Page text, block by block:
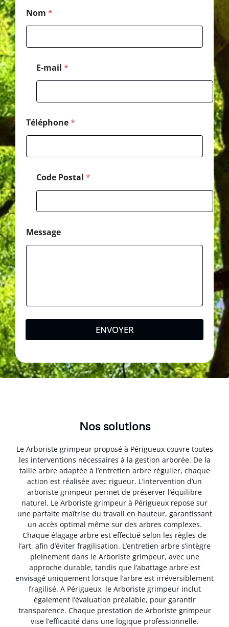
-
m
i
h
Nom *
E-mail *
Téléphone*
Code Postal *
Message
ENVOYER
Nos solutions
Le Arboriste grimpeur proposé à Périgueux couvre toutes
les interventions nécessaires à la gestion arborée. De la
taille arbre adaptée à l’entretien arbre régulier, chaque
action est réalisée avec rigueur. L’intervention d’un
arboriste grimpeur permet de préserver l’équilibre
naturel. Le Arboriste grimpeur à Périgueux repose sur
une parfaite maîtrise du travail en hauteur, garantissant
un accès optimal même sur des arbres complexes.
Chaque élagage arbre est effectué selon les règles de
l’art, afin d’éviter fragilisation. L’entretien arbre s’intègre
pleinement dans le Arboriste grimpeur, avec une
approche durable, tandis que l’abattage arbre est
envisagé uniquement lorsque l’arbre est irréversible­ment
fragilisé. A Périgueux, le Arboriste grimpeur inclut
également l’évaluation préalable, pour garantir
transparence. Chaque prestation de Arboriste grimpeur
vise l’efficacité dans une logique professionnelle.